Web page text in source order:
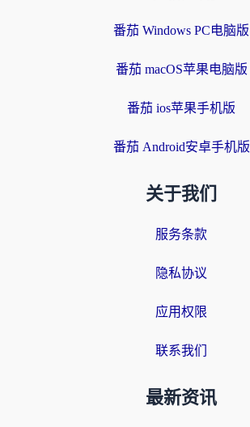
番茄 Windows PC电脑版
番茄 macOS苹果电脑版
番茄 ios苹果手机版
番茄 Android安卓手机版
关于我们
服务条款
隐私协议
应用权限
联系我们
最新资讯